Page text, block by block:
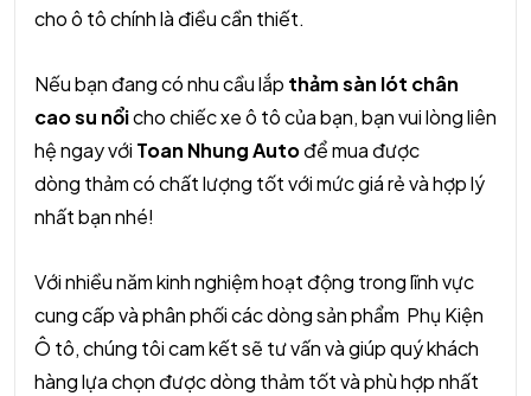
cho ô tô chính là điều cần thiết.
Nếu bạn đang có nhu cầu lắp thảm sàn lót chân
cao su nổicho chiếc xe ô tô của bạn, bạn vui lòng liên
hệ ngay với Toan Nhung Autođể mua được
dòng thảm có chất lượng tốt với mức giá rẻ và hợp lý
nhất bạn nhé!
Với nhiều năm kinh nghiệm hoạt động trong lĩnh vực
cung cấp và phân phối các dòng sản phẩm Phụ Kiện
Ô tô, chúng tôi cam kết sẽ tư vấn và giúp quý khách
hàng lựa chọn được dòng thảm tốt và phù hợp nhất